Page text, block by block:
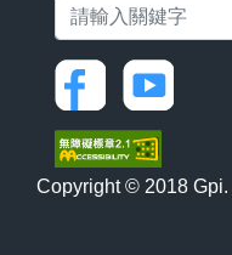
Copyright © 2018 Gpi.